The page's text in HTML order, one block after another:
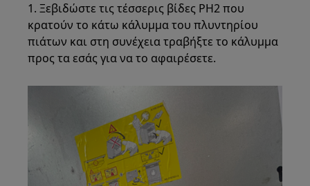
1. Ξεβιδώστε τις τέσσερις βίδες PH2 που
κρατούν το κάτω κάλυμμα του πλυντηρίου
πιάτων και στη συνέχεια τραβήξτε το κάλυμμα
προς τα εσάς για να το αφαιρέσετε.